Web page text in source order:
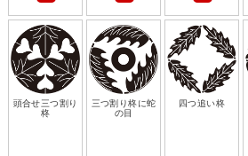
頭合せ三つ割り
柊
三つ割り柊に蛇
の目
四つ追い柊